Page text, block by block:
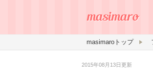
masimaroトップ
2015年08月13日更新